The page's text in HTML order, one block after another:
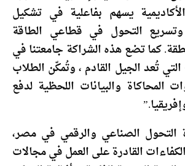
يسهم بفاعلية في تشكيل
وتسريع التحول في قطاعي الطاقة
كما تضع هذه الشراكة جامعتنا في
تُعد الجيل القادم ، وتُمكّن الطلاب
المحاكاة والبيانات اللحظية لدفع
التحول الصناعي والرقمي في مصر،
القادرة على العمل في مجالات